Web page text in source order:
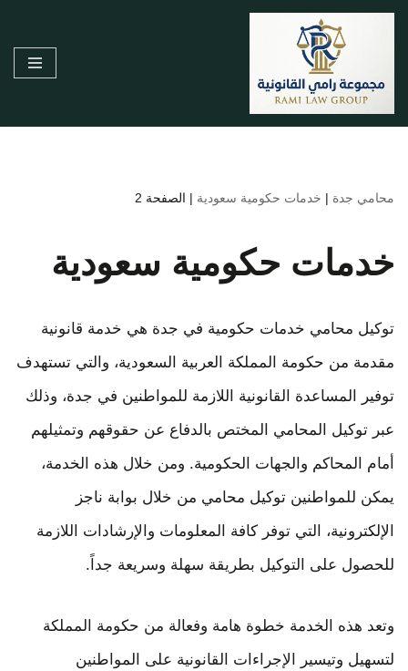
إلى
المحتوى
محامي جدة | خدمات حكومية سعودية | الصفحة 2
خدمات حكومية سعودية
توكيل محامي خدمات حكومية في جدة هي خدمة قانونية
مقدمة من حكومة المملكة العربية السعودية، والتي تستهدف
توفير المساعدة القانونية اللازمة للمواطنين في جدة، وذلك
عبر توكيل المحامي المختص بالدفاع عن حقوقهم وتمثيلهم
أمام المحاكم والجهات الحكومية. ومن خلال هذه الخدمة،
يمكن للمواطنين توكيل محامي من خلال بوابة ناجز
الإلكترونية، التي توفر كافة المعلومات والإرشادات اللازمة
للحصول على التوكيل بطريقة سهلة وسريعة جداً.
وتعد هذه الخدمة خطوة هامة وفعالة من حكومة المملكة
لتسهيل وتيسير الإجراءات القانونية على المواطنين